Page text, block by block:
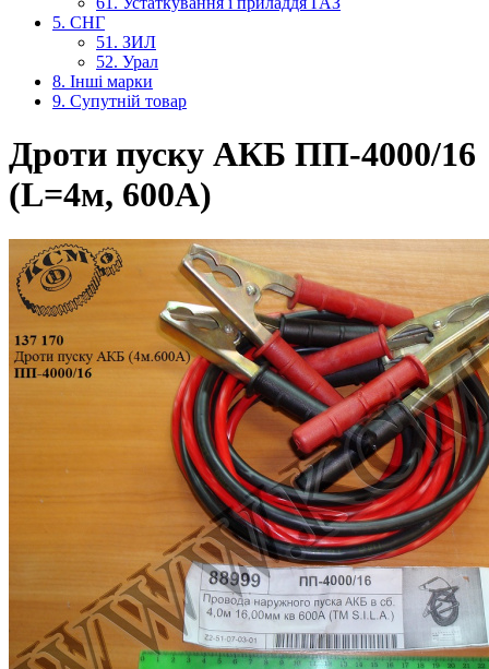
5. СНГ
51. ЗИЛ
52. Урал
8. Інші марки
9. Супутній товар
Дроти пуску АКБ ПП-4000/16
(L=4м, 600А)